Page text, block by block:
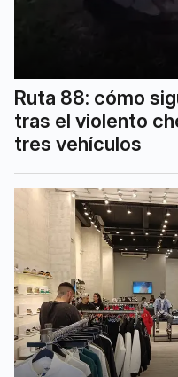
Ruta 88: cómo
tras el violento
tres vehículos